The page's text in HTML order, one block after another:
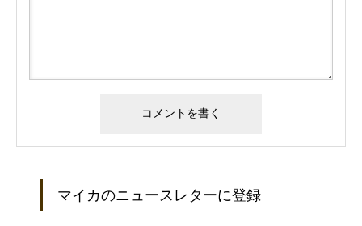
マイカのニュースレターに登録